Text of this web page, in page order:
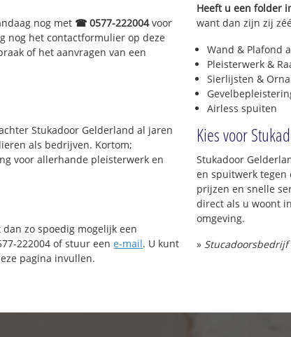
nog met ☎ 0577-222004voor
nog het contactformulier op deze
of het aanvragen van een
Stukadoor Gelderland al jaren
als bedrijven. Kortom;
voor allerhande pleisterwerk en
zo spoedig mogelijk een
222004 of stuur eene-mail. U kunt
pagina invullen.
Heeft u een folder
want dan zijn zij
Wand & Plafond
Pleisterwerk &
Sierlijsten &
Airless spuiten
Kies voor
Stukadoor
en spuitwerk tegen
prijzen en snelle
direct als u woont
omgeving.
» Stucadoorsbedrijf